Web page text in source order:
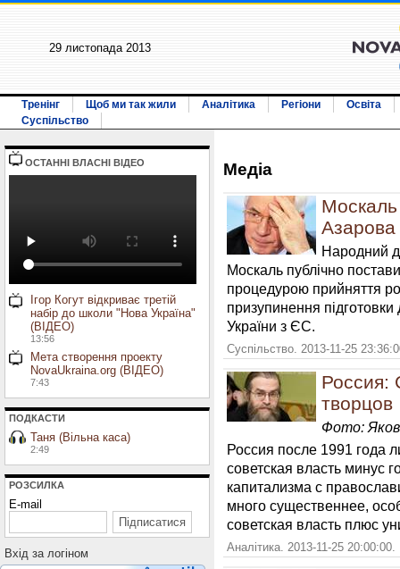
29 листопада 2013
Тренінг Щоб ми так жили Аналітика Регіони
Освіта
Суспільство
ОСТАННI ВЛАСНI ВIДЕО
Ігор Когут відкриває третій
набір до школи "Нова Україна"
(ВІДЕО)
13:56
Мета створення проекту
NovaUkraina.org (ВІДЕО)
7:43
ПОДКАСТИ
Таня (Вільна каса)
2:49
РОЗСИЛКА
E-mail
Вхiд за логiном
Медiа
Москаль
Азарова
Народний
Москаль публічно
процедурою прийняття
призупинення
України з ЄС.
Суспільство. 2013-11-25
Россия:
творцов
Фото:
Россия после 1991 года
советская власть минус
капитализма с
много существеннее,
советская власть плюс
Аналітика. 2013-11-25